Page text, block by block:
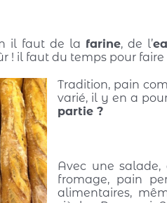
il faut de la farine, de l’
! il faut du temps pour
Tradition, pain
varié, il y en a
partie ?
Avec une
fromage, pain
alimentaires,